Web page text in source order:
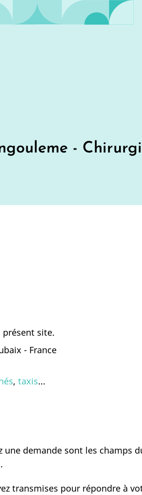
-
site.
- France
, taxis...
demande sont les champs
transmises pour répondre à